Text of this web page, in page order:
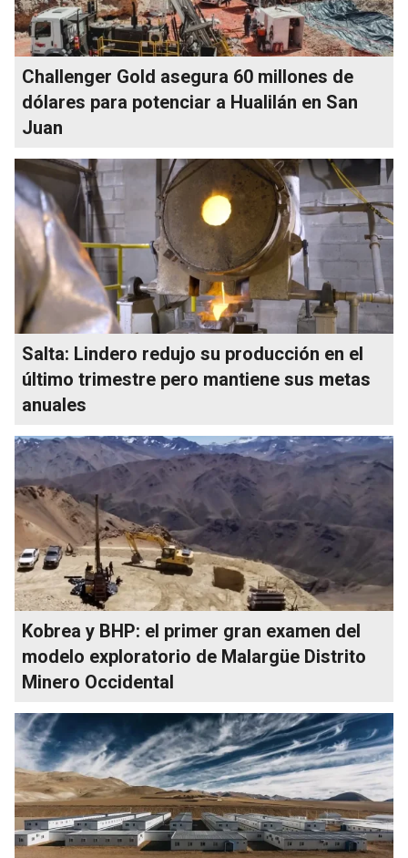
Challenger Gold asegura 60 millones de
dólares para potenciar a Hualilán en San
Juan
Salta: Lindero redujo su producción en el
último trimestre pero mantiene sus metas
anuales
Kobrea y BHP: el primer gran examen del
modelo exploratorio de Malargüe Distrito
Minero Occidental